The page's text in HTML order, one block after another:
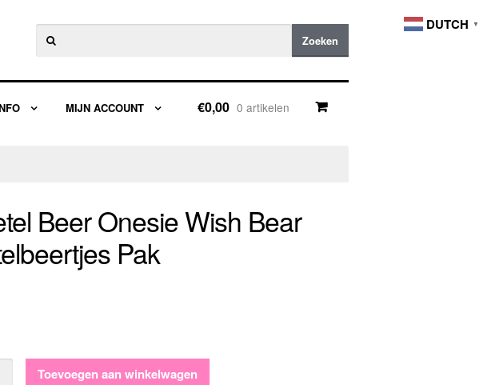
naar:
Zoeken
MIJN ACCOUNT €0,00 0 artikelen
Beer Onesie Wish Bear
Pak
Toevoegen aan winkelwagen
DUTCH ▼